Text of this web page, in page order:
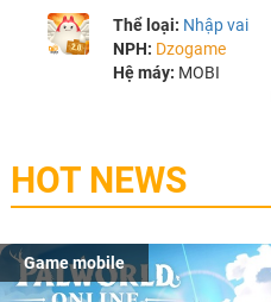
Thể loại: Nhập vai
NPH: Dzogame
Hệ máy: MOBI
HOT NEWS
Game mobile